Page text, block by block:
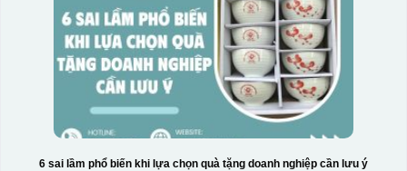
6 sai lầm phổ biến khi lựa chọn quà tặng doanh nghiệp cần lưu ý